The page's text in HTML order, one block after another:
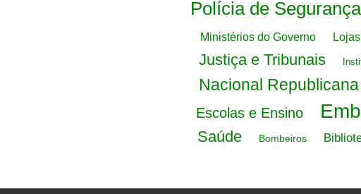
Polícia de
Ministérios do Governo
Justiça e Tribunais
Nacional
Escolas e Ensino
Saúde
Bombeiros